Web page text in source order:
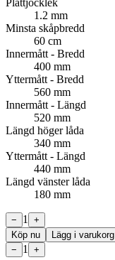
1.2 mm
Minsta skåpbredd
60 cm
Innermått - Bredd
400 mm
Yttermått - Bredd
560 mm
Innermått - Längd
520 mm
Längd höger låda
340 mm
Yttermått - Längd
440 mm
Längd vänster låda
180 mm
− 1
+
Köp nu
Lägg i varukorg
−
1 +